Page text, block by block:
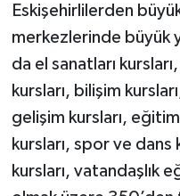
Eskişehirlilerden
merkezlerinde büyük
da el sanatları
kursları, bilişim
gelişim kursları,
kursları, spor ve dans
kursları, vatandaşlık